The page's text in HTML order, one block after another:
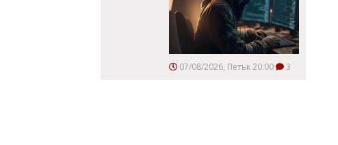
07/08/2026, Петък 20:00 3